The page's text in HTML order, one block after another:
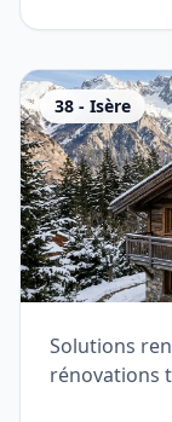
38 - Isère
Solutions
rénovations